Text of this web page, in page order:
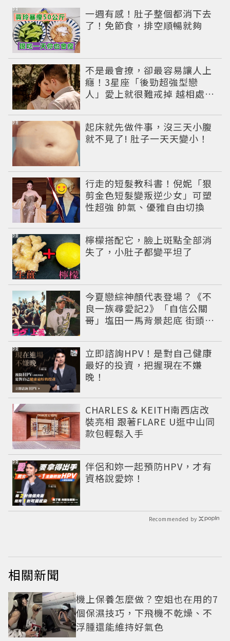
一週有感！肚子整個都消下去
了！免節食，排空順暢就夠
PR
不是最會撩，卻最容易讓人上
癮！3星座「後勁超強型戀
人」愛上就很難戒掉 越相處越
起床就先做件事，沒三天小腹
就不見了! 肚子一天天變小！
PR
行走的短髮教科書！倪妮「狠
剪金色短髮變叛逆少女」可塑
性超強 帥氣、優雅自由切換
檸檬搭配它，臉上斑點全部消
失了，小肚子都變平坦了
PR
今夏戀綜神顏代表登場？《不
良一族尋愛記2》「自信公關
哥」塩田一馬背景起底 街頭辣
立即諮詢HPV！是對自己健康
最好的投資，把握現在不嫌
晚！
PR
CHARLES & KEITH南西店改
裝亮相 跟著FLARE U逛中山同
款包輕鬆入手
伴侶和妳一起預防HPV，才有
資格說愛妳！
PR
Recommended by
相關新聞
機上保養怎麼做？空姐也在用的7
個保濕技巧，下飛機不乾燥、不
浮腫還能維持好氣色